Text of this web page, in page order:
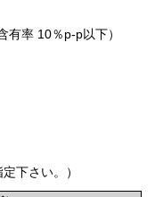
有率 10％p-p以下）
下さい。）